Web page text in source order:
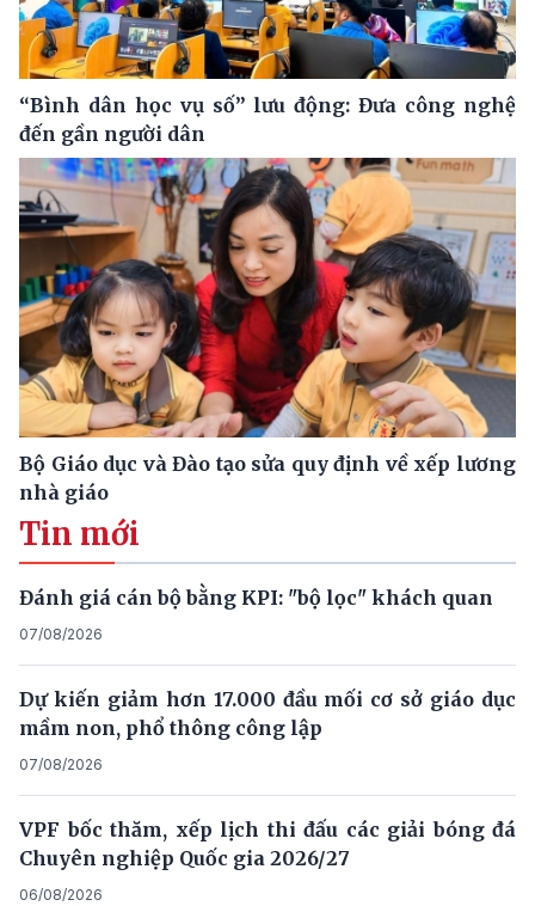
“Bình dân học vụ số” lưu động: Đưa công nghệ
đến gần người dân
Bộ Giáo dục và Đào tạo sửa quy định về xếp lương
nhà giáo
Tin mới
Đánh giá cán bộ bằng KPI: "bộ lọc" khách quan
07/08/2026
Dự kiến giảm hơn 17.000 đầu mối cơ sở giáo dục
mầm non, phổ thông công lập
07/08/2026
VPF bốc thăm, xếp lịch thi đấu các giải bóng đá
Chuyên nghiệp Quốc gia 2026/27
06/08/2026